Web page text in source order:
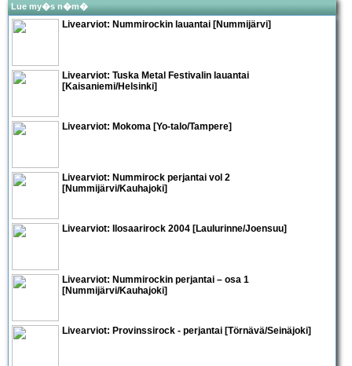
Lue my�s n�m�
Livearviot: Nummirockin lauantai [Nummijärvi]
Livearviot: Tuska Metal Festivalin lauantai
[Kaisaniemi/Helsinki]
Livearviot: Mokoma [Yo-talo/Tampere]
Livearviot: Nummirock perjantai vol 2
[Nummijärvi/Kauhajoki]
Livearviot: Ilosaarirock 2004 [Laulurinne/Joensuu]
Livearviot: Nummirockin perjantai – osa 1
[Nummijärvi/Kauhajoki]
Livearviot: Provinssirock - perjantai [Törnävä/Seinäjoki]